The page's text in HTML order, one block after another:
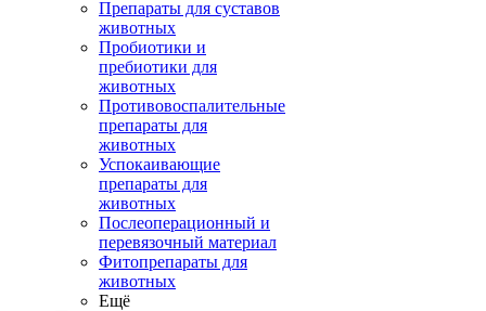
Препараты для суставов
животных
Пробиотики и
пребиотики для
животных
Противовоспалительные
препараты для
животных
Успокаивающие
препараты для
животных
Послеоперационный и
перевязочный материал
Фитопрепараты для
животных
Ещё